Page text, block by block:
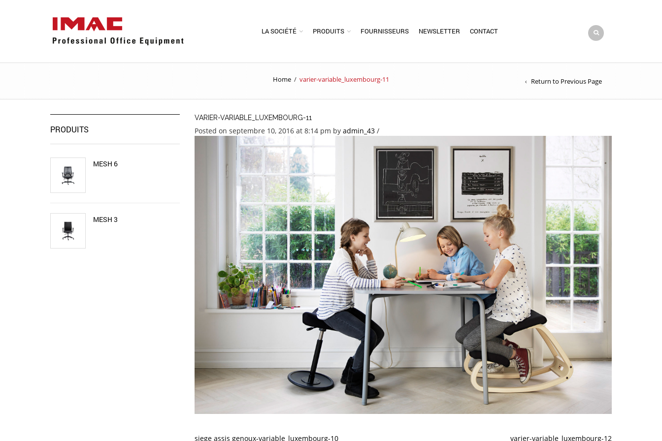
LA SOCIÉTÉ PRODUITS FOURNISSEURS NEWSLETTER CONTACT
Home / varier-variable_luxembourg-11 Return to Previous Page
VARIER-VARIABLE_LUXEMBOURG-11
Posted on septembre 10, 2016 at 8:14 pm by admin_43/
siege assis genoux-variable_luxembourg-10 varier-variable_luxembourg-12
PRODUITS
MESH 6
MESH 3